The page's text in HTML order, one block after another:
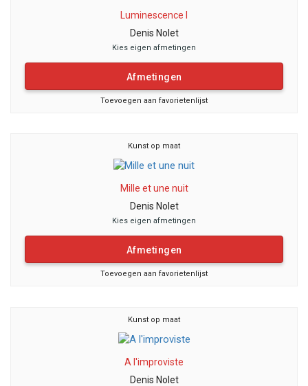
Luminescence I
Denis Nolet
Kies eigen afmetingen
Afmetingen
Toevoegen aan favorietenlijst
Kunst op maat
Mille et une nuit
Denis Nolet
Kies eigen afmetingen
Afmetingen
Toevoegen aan favorietenlijst
Kunst op maat
A l'improviste
Denis Nolet